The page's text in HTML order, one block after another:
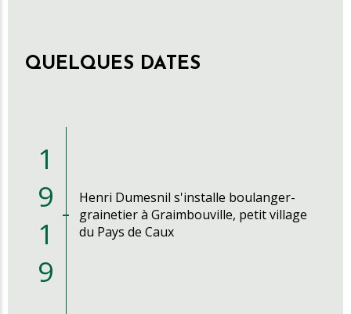
QUELQUES DATES
1
9
1
9
Henri Dumesnil s'installe boulanger-
grainetier à Graimbouville, petit village
du Pays de Caux